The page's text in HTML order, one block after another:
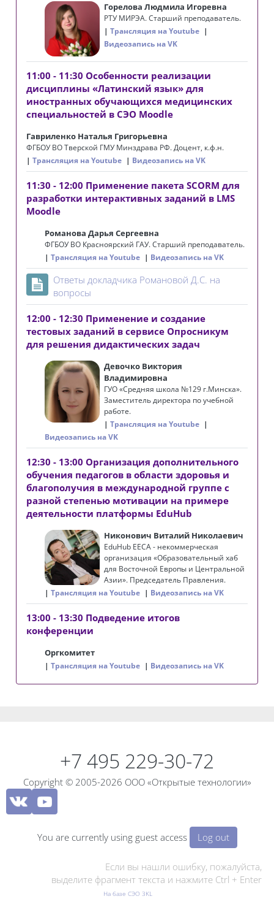
Горелова Людмила Игоревна
РТУ МИРЭА. Старший преподаватель.
Трансляция на Youtube
Видеозапись на VK
11:00 - 11:30 Особенности реализации
дисциплины ‭«Латинский язык» для
иностранных обучающихся медицинских
специальностей в СЭО Moodle
Гавриленко Наталья Григорьевна
ФГБОУ ВО Тверской ГМУ Минздрава РФ. Доцент, к.ф.н.
Трансляция на Youtube
Видеозапись на VK
11:30 - 12:00 Применение пакета SCORM для
разработки интерактивных заданий в LMS
Moodle
Романова Дарья Сергеевна
ФГБОУ ВО Красноярский ГАУ. Старший преподаватель.
Трансляция на Youtube
Видеозапись на VK
Ответы докладчика Романовой Д.С. на
вопросы
12:00 - 12:30 Применение и создание
тестовых заданий в сервисе Опросникум
для решения дидактических задач
Девочко Виктория
Владимировна
ГУО «Средняя школа №129 г.Минска».
Заместитель директора по учебной
работе.
Трансляция на Youtube
Видеозапись на VK
12:30 - 13:00 Организация дополнительного
обучения педагогов в области здоровья и
благополучия в международной группе с
разной степенью мотивации на примере
деятельности платформы EduHub
Никонович Виталий Николаевич
EduHub EECA - некоммерческая
организация «Образовательный хаб
для Восточной Европы и Центральной
Азии». Председатель Правления.
Трансляция на Youtube
Видеозапись на VK
13:00 - 13:30 Подведение итогов
конференции
Оргкомитет
Трансляция на Youtube Видеозапись на VK
+7 495 229-30-72
Copyright © 2005-2026 ООО «Открытые технологии»
You are currently using guest access Log out
Если вы нашли ошибку, пожалуйста,
выделите фрагмент текста и нажмите Ctrl + Enter
На базе СЭО 3KL